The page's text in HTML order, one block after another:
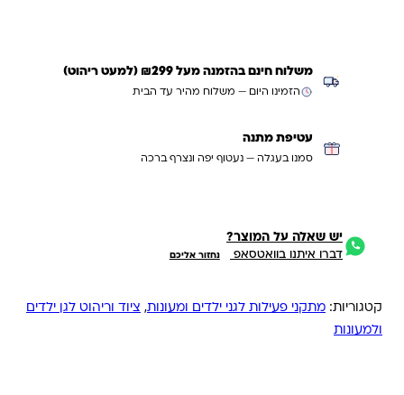
משלוח חינם בהזמנה מעל ₪299 (למעט ריהוט)
הזמינו היום — משלוח מהיר עד הבית
עטיפת מתנה
סמנו בעגלה — נעטוף יפה ונצרף ברכה
יש שאלה על המוצר?
דברו איתנו בוואטסאפ נחזור אליכם
קטגוריות: מתקני פעילות לגני ילדים ומעונות, ציוד וריהוט לגן ילדים
ולמעונות